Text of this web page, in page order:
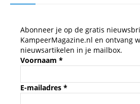
Abonneer je op de gratis
KampeerMagazine.nl en ontvang
nieuwsartikelen in je mailbox.
Voornaam *
E-mailadres *